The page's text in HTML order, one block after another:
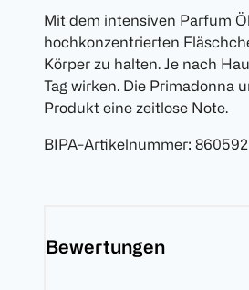
Mit dem intensiven Parfum
hochkonzentrierten
Körper zu halten. Je nach
Tag wirken. Die Primadonna
Produkt eine zeitlose Note.
BIPA-Artikelnummer: 860592
Bewertungen